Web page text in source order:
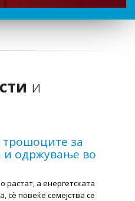
и
трошоците за
и одржување во
растат, а енергетската
сѐ повеќе семејства се